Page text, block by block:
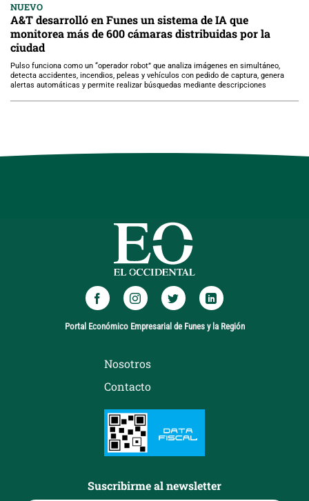
NUEVO
A&T desarrolló en Funes un sistema de IA que
monitorea más de 600 cámaras distribuidas por la
ciudad
Pulso funciona como un “operador robot” que analiza imágenes en simultáneo,
detecta accidentes, incendios, peleas y vehículos con pedido de captura, genera
alertas automáticas y permite realizar búsquedas mediante descripciones
Portal Económico Empresarial de Funes y la Región
Nosotros
Contacto
Suscribirme al newsletter